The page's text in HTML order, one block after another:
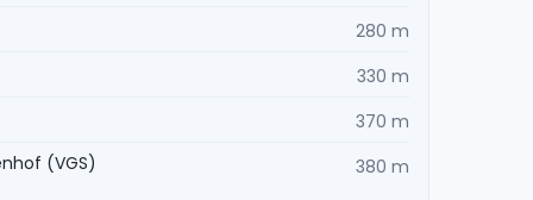
280 m
330 m
370 m
(VGS)
380 m